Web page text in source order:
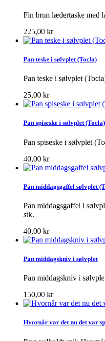
Fin brun lædertaske med
225,00 kr
Pan teske i sølvplet (Tocla)
Pan teske i sølvplet
25,00 kr
Pan spiseske i sølvplet (Tocla)
Pan spiseske i sølvplet
40,00 kr
Pan middagsgaffel sølvplet
Pan middagsgaffel i
stk.
40,00 kr
Pan middagskniv i sølvplet
Pan middagskniv i
150,00 kr
Hvornår var det nu det var